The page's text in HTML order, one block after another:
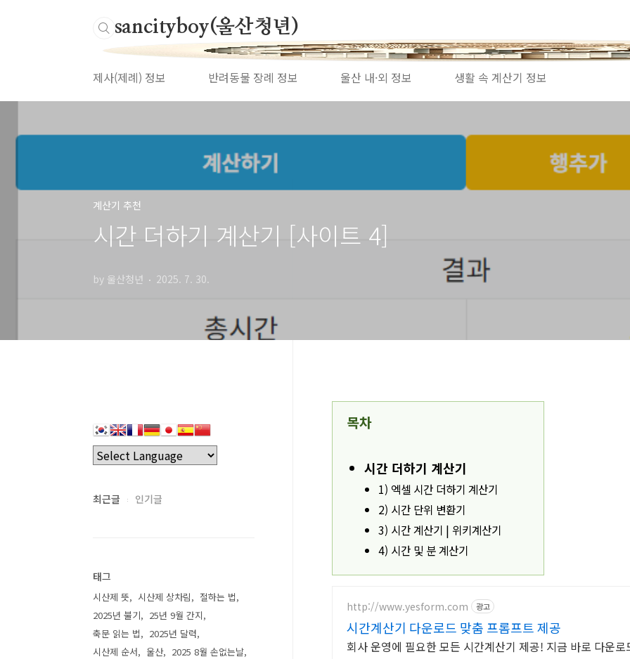
Ulsancityboy(울산청년)
제사(제례) 정보 반려동물 장례 정보 울산 내·외 정보 생활 속 계산기 정보
계산기 추천
시간 더하기 계산기 [사이트 4]
by 울산청년 2025. 7. 30.
목차
시간 더하기 계산기
1) 엑셀 시간 더하기 계산기
2) 시간 단위 변환기
3) 시간 계산기 | 위키계산기
4) 시간 및 분 계산기
http://www.yesform.com 광고
시간계산기 다운로드 맞춤 프롬프트 제공
회사 운영에 필요한 모든 시간계산기 제공! 지금 바로 다운
최근글 인기글
태그
시산제 뜻 시산제 상차림
절하는 법
2025년 불기
25년 9월 간지
축문 읽는 법
2025년 달력
시산제 순서
울산
2025 8월 손없는날